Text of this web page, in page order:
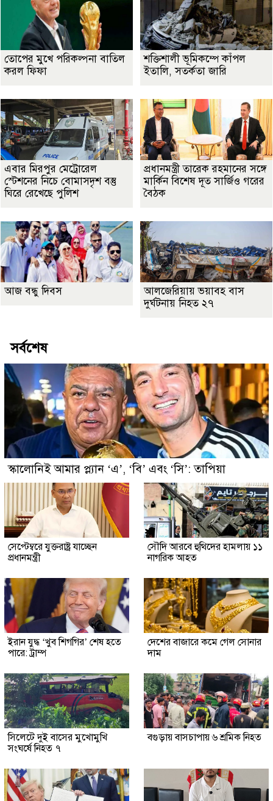
তোপের মুখে পরিকল্পনা বাতিল
করল ফিফা
শক্তিশালী ভূমিকম্পে কাঁপল
ইতালি, সতর্কতা জারি
এবার মিরপুর মেট্রোরেল
স্টেশনের নিচে বোমাসদৃশ বস্তু
ঘিরে রেখেছে পুলিশ
প্রধানমন্ত্রী তারেক রহমানের সঙ্গে
মার্কিন বিশেষ দূত সার্জিও গরের
বৈঠক
আজ বন্ধু দিবস
আলজেরিয়ায় ভয়াবহ বাস
দুর্ঘটনায় নিহত ২৭
সর্বশেষ
স্কালোনিই আমার প্ল্যান ‘এ’, ‘বি’ এবং ‘সি’: তাপিয়া
সেপ্টেম্বরে যুক্তরাষ্ট্র যাচ্ছেন
প্রধানমন্ত্রী
সৌদি আরবে হুথিদের হামলায় ১১
নাগরিক আহত
ইরান যুদ্ধ ‘খুব শিগগির’ শেষ হতে
পারে: ট্রাম্প
দেশের বাজারে কমে গেল সোনার
দাম
সিলেটে দুই বাসের মুখোমুখি
সংঘর্ষে নিহত ৭
বগুড়ায় বাসচাপায় ৬ শ্রমিক নিহত